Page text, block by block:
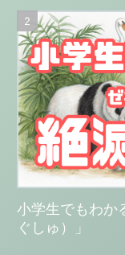
小学生でもわか
ぐしゅ）」